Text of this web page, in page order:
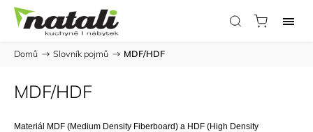
Domů / Slovník pojmů / MDF/HDF
MDF/HDF
Materiál MDF (Medium Density Fiberboard) a HDF (High Density